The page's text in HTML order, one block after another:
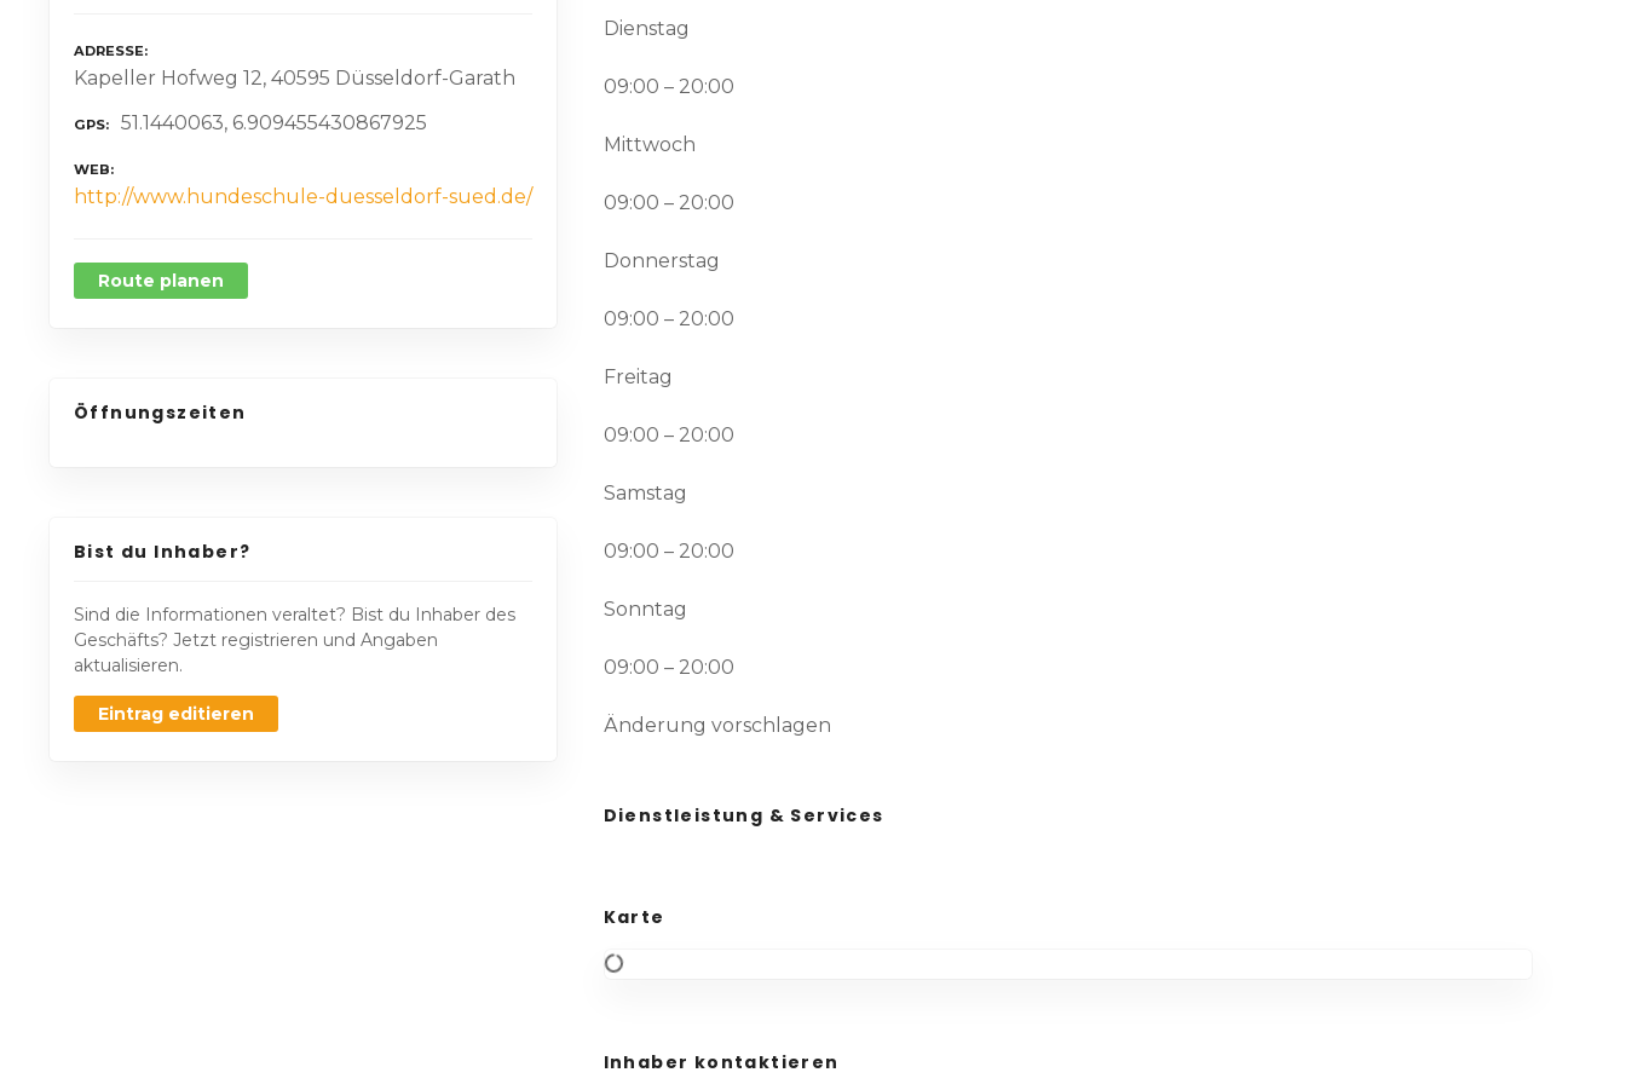
ADRESSE
Kapeller Hofweg 12, 40595 Düsseldorf-Garath
GPS 51.1440063, 6.909455430867925
WEB
http://www.hundeschule-duesseldorf-sued.de/
Route planen
Öffnungszeiten
Bist du Inhaber?
Sind die Informationen veraltet? Bist du Inhaber des
Geschäfts? Jetzt registrieren und Angaben
aktualisieren.
Eintrag editieren
Dienstag
09:00 – 20:00
Mittwoch
09:00 – 20:00
Donnerstag
09:00 – 20:00
Freitag
09:00 – 20:00
Samstag
09:00 – 20:00
Sonntag
09:00 – 20:00
Änderung vorschlagen
Dienstleistung & Services
Karte
Inhaber kontaktieren